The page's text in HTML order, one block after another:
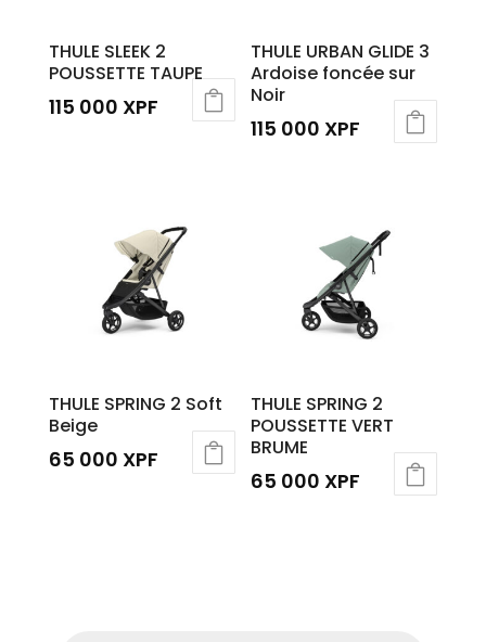
THULE SLEEK 2
POUSSETTE TAUPE
115 000 XPF
THULE URBAN GLIDE 3
Ardoise foncée sur
Noir
115 000 XPF
THULE SPRING 2 Soft
Beige
65 000 XPF
THULE SPRING 2
POUSSETTE VERT
BRUME
65 000 XPF